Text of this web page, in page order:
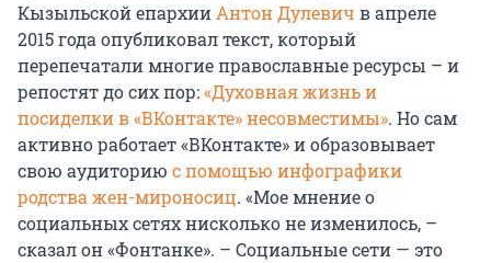
Кызыльской епархии Антон Дулевич в апреле
2015 года опубликовал текст, который
перепечатали многие православные ресурсы – и
репостят до сих пор:«Духовная жизнь и
посиделки в «ВКонтакте» несовместимы». Но сам
активно работает «ВКонтакте» и образовывает
свою аудиторию с помощью инфографики
родства жен-мироносиц. «Мое мнение о
социальных сетях нисколько не изменилось, –
сказал он «Фонтанке». – Социальные сети — это